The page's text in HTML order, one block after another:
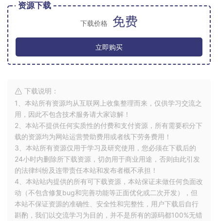
Drawer navigation
资源下载
下载价格 免费
立即购买
下载说明：
1、本站所有资源均从互联网上收集整理而来，仅供学习交流之
用，因此不包含技术服务请大家谅解！
2、本站不提供任何实质性的付费和支付资源，所有需要积分下
载的资源均为网站运营赞助费用或者线下劳务费用！
3、本站所有资源仅用于学习及研究使用，您必须在下载后的
24小时内删除所下载资源，切勿用于商业用途，否则由此引发
的法律纠纷及连带责任本站和发布者概不承担！
4、本站站内提供的所有可下载资源，本站保证未做任何负面改
动（不包含修复bug和完善功能等正面优化或二次开发），但
本站不保证资源的准确性、安全性和完整性，用户下载后自行
斟酌，我们以交流学习为目的，并不是所有的源码都100%无错